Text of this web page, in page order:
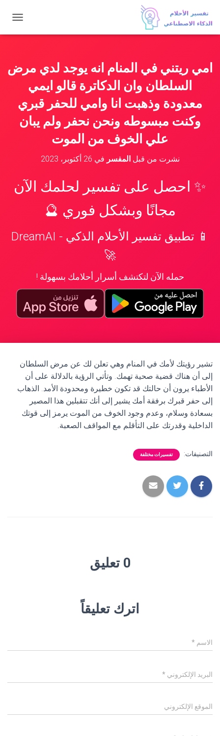
ب
ا
امي ريتني في المنام انه يوجد لدي مرض
السلطان وان الدكاترة قالو ايمي
معدودة وذهبت انا وامي للحفر قبري
وكنت مبسوطه ونحن نحفر ولم يبان
علي الخوف من الموت
نشرت من قبلالمفسر في 26 أكتوبر، 2023
✨ احصل على تفسير لحلمك الآن
مجانًا وبشكل فوري 🔮
📱 تطبيق تفسير الأحلام الذكي - DreamAI
🚀
حمله الآن لتكتشف أسرار أحلامك بسهولة !
تشير رؤيتك لأمك في المنام وهي تعلن لك عن مرض السلطان
إلى أن هناك قضية صحية تهمك. وتأتي الرؤية بالدلالة على أن
الأطباء يرون أن حالتك قد تكون خطيرة ومحدودة الأمد. الذهاب
إلى حفر قبرك برفقة أمك يشير إلى أنك تتقبلين هذا المصير
بسعادة وسلام، وعدم وجود الخوف من الموت يرمز إلى قوتك
الداخلية وقدرتك على التأقلم مع المواقف الصعبة.
التصنيفات: تفسيرات مختلفة
0 تعليق
اترك تعليقاً
الاسم *
البريد الإلكتروني *
الموقع الإلكتروني